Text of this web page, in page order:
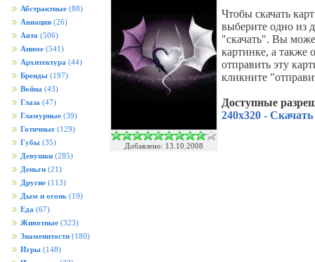
Абстрактные (88)
Авиация (26)
Авто (506)
Аниме (541)
Архитектура (44)
Бренды (197)
Война (43)
Глаза (47)
Гламурные (39)
Готичные (129)
Губы (35)
Девушки (285)
Деньги (21)
Другие (113)
Дым и огонь (19)
Еда (67)
Животные (323)
Знаменитости (180)
Игры (148)
Добавлено: 13.10.2008
Чтобы скачать
выберите одно из
"скачать". Вы
картинке, а также
отправить эту
кликните
Доступные
240x320 - Скачать